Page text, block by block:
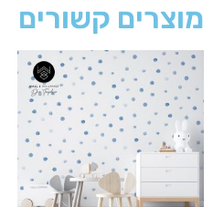
מוצרים קשורים